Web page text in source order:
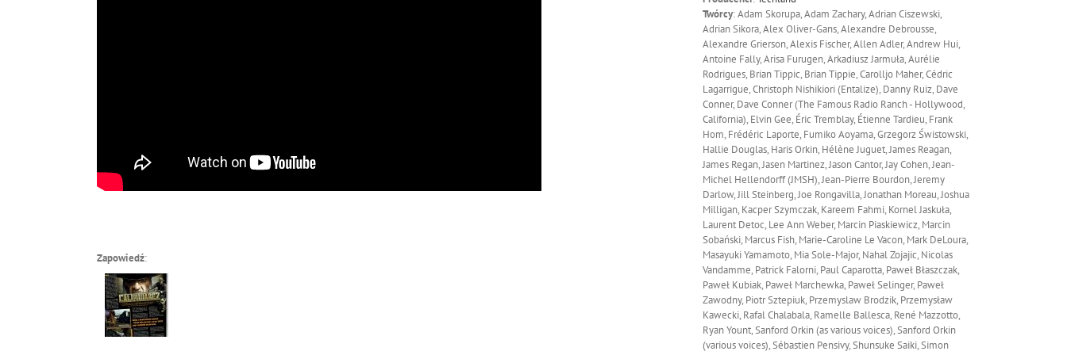
Zapowiedź:
Twórcy: Adam Skorupa, Adam Zachary, Adrian Ciszewski,
Adrian Sikora, Alex Oliver-Gans, Alexandre Debrousse,
Alexandre Grierson, Alexis Fischer, Allen Adler, Andrew Hui,
Antoine Fally, Arisa Furugen, Arkadiusz Jarmuła, Aurélie
Rodrigues, Brian Tippic, Brian Tippie, Carolljo Maher, Cédric
Lagarrigue, Christoph Nishikiori (Entalize), Danny Ruiz, Dave
Conner, Dave Conner (The Famous Radio Ranch - Hollywood,
California), Elvin Gee, Éric Tremblay, Étienne Tardieu, Frank
Hom, Frédéric Laporte, Fumiko Aoyama, Grzegorz Świstowski,
Hallie Douglas, Haris Orkin, Hélène Juguet, James Reagan,
James Regan, Jasen Martinez, Jason Cantor, Jay Cohen, Jean-
Michel Hellendorff (JMSH), Jean-Pierre Bourdon, Jeremy
Darlow, Jill Steinberg, Joe Rongavilla, Jonathan Moreau, Joshua
Milligan, Kacper Szymczak, Kareem Fahmi, Kornel Jaskuła,
Laurent Detoc, Lee Ann Weber, Marcin Piaskiewicz, Marcin
Sobański, Marcus Fish, Marie-Caroline Le Vacon, Mark DeLoura,
Masayuki Yamamoto, Mia Sole-Major, Nahal Zojajic, Nicolas
Vandamme, Patrick Falorni, Paul Caparotta, Paweł Błaszczak,
Paweł Kubiak, Paweł Marchewka, Paweł Selinger, Paweł
Zawodny, Piotr Sztepiuk, Przemyslaw Brodzik, Przemysław
Kawecki, Rafal Chalabala, Ramelle Ballesca, René Mazzotto,
Ryan Yount, Sanford Orkin (as various voices), Sanford Orkin
(various voices), Sébastien Pensivy, Shunsuke Saiki, Simon